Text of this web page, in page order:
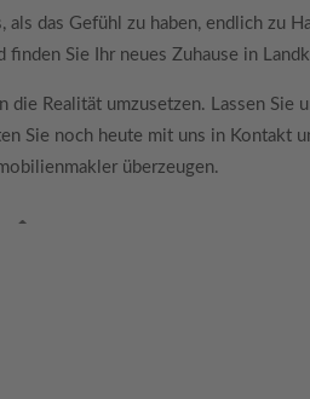
als das Gefühl zu haben, endlich zu
finden Sie Ihr neues Zuhause in
die Realität umzusetzen. Lassen
Sie noch heute mit uns in Kontakt
überzeugen.
TOGGLE DROPDOWN